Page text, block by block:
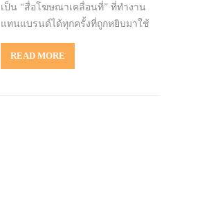
เป็น “สื่อโฆษณาเคลื่อนที่” ที่ทำงาน
แทนแบรนด์ได้ทุกครั้งที่ถูกหยิบมาใช้
READ MORE